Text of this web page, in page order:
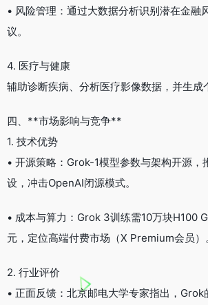
• 风险管理：通过大数据分析识别潜在金融
议。
4. 医疗与健康
辅助诊断疾病、分析医疗影像数据，并生成
四、**市场影响与竞争**
1. 技术优势
• 开源策略：Grok-1模型参数与架构开源，
设，冲击OpenAI闭源模式。
• 成本与算力：Grok 3训练需10万块H100
元，定位高端付费市场（X Premium会员）
2. 行业评价
• 正面反馈：北京邮电大学专家指出，Grok